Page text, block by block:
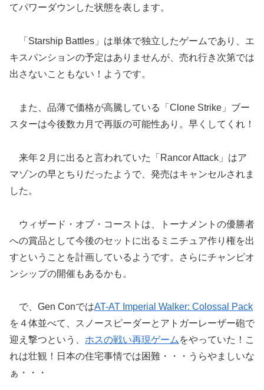
てパワーダウンした状態を表します。
「Starship Battles」は単体で独立したゲームであり、エ
キスパンションの予定はありませんが、売れ行き次第では
出さないこともない！ようです。
また、品薄で価格が高騰している「Clone Strike」ブー
スターは今後数カ月で再販の可能性あり。早くしてくれ！
来年２月に出ると言われていた「Rancor Attack」はア
マゾンの早とちりだったようで、発売はキャンセルされま
した。
ウィザード・オブ・コーストは、トーナメントの優勝者
への賞品として今後のセットに出るミニチュア作り権を出
すということを計画しているようです。さらにチャンピオ
ンシップの開催もあるかも。
で、Gen ConではAT-AT Imperial Walker: Colossal Pack
を４体並べて、スノースピーダーとアトガーレーザー砲で
迎え撃つという、 ホスの戦い再現ゲームをやっていた！こ
れは壮観！日本の住宅事情では困難・・・うらやましいな
ぁ・・・